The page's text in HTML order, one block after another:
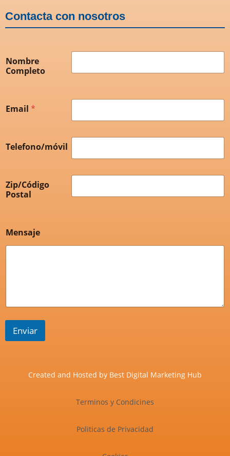
Contacta con nosotros
Nombre
Completo
Email *
Telefono/móvil
Zip/Código
Postal
Mensaje
Enviar
Created and Hosted by Best Digital Marketing Hub
Terminos y Condicines
Politicas de Privacidad